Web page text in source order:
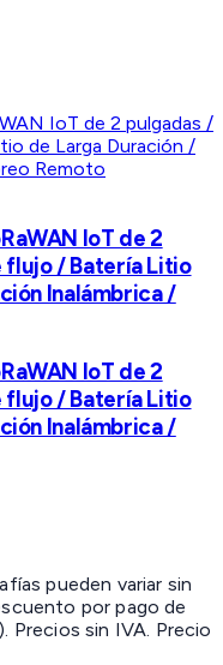
IoT de 2
flujo / Batería Litio
Inalámbrica /
IoT de 2
flujo / Batería Litio
Inalámbrica /
pueden variar sin
por pago de
sin IVA. Precio